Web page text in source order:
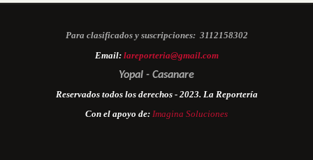
Para clasificados y suscripciones: 3112158302
Email: lareporteria@gmail.com
Yopal - Casanare
Reservados todos los derechos - 2023. La Reportería
Con el apoyo de: Imagina Soluciones